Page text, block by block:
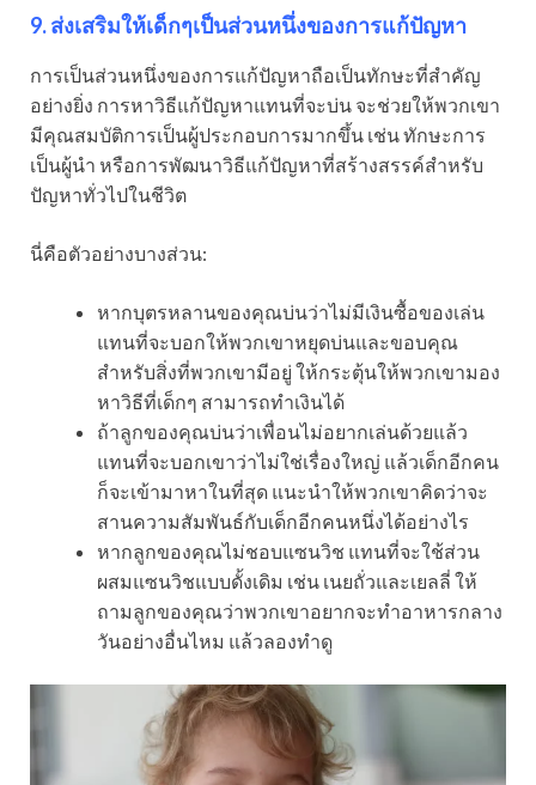
9. ส่งเสริมให้เด็กๆเป็นส่วนหนึ่งของการแก้ปัญหา
การเป็นส่วนหนึ่งของการแก้ปัญหาถือเป็นทักษะที่สำคัญ
อย่างยิ่ง การหาวิธีแก้ปัญหาแทนที่จะบ่น จะช่วยให้พวกเขา
มีคุณสมบัติการเป็นผู้ประกอบการมากขึ้น เช่น ทักษะการ
เป็นผู้นำ หรือการพัฒนาวิธีแก้ปัญหาที่สร้างสรรค์สำหรับ
ปัญหาทั่วไปในชีวิต
นี่คือตัวอย่างบางส่วน:
หากบุตรหลานของคุณบ่นว่าไม่มีเงินซื้อของเล่น
แทนที่จะบอกให้พวกเขาหยุดบ่นและขอบคุณ
สำหรับสิ่งที่พวกเขามีอยู่ ให้กระตุ้นให้พวกเขามอง
หาวิธีที่เด็กๆ สามารถทำเงินได้
ถ้าลูกของคุณบ่นว่าเพื่อนไม่อยากเล่นด้วยแล้ว
แทนที่จะบอกเขาว่าไม่ใช่เรื่องใหญ่ แล้วเด็กอีกคน
ก็จะเข้ามาหาในที่สุด แนะนำให้พวกเขาคิดว่าจะ
สานความสัมพันธ์กับเด็กอีกคนหนึ่งได้อย่างไร
หากลูกของคุณไม่ชอบแซนวิช แทนที่จะใช้ส่วน
ผสมแซนวิชแบบดั้งเดิม เช่น เนยถั่วและเยลลี่ ให้
ถามลูกของคุณว่าพวกเขาอยากจะทำอาหารกลาง
วันอย่างอื่นไหม แล้วลองทำดู